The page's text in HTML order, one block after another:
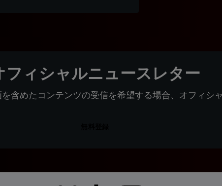
フィシャルニュースレター
含めたコンテンツの受信を希望する場合、オフィシ